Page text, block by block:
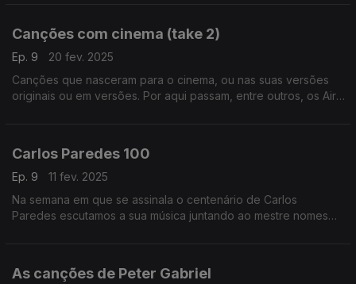
Canções com cinema (take 2)
Ep. 9
20 fev. 2025
Canções que nasceram para o cinema, ou nas suas versões
originais ou em versões. Por aqui passam, entre outros, os Air,
Carlos Paredes 100
Ep. 9
11 fev. 2025
Na semana em que se assinala o centenário de Carlos
Paredes escutamos a sua música juntando ao mestre nomes
As canções de Peter Gabriel